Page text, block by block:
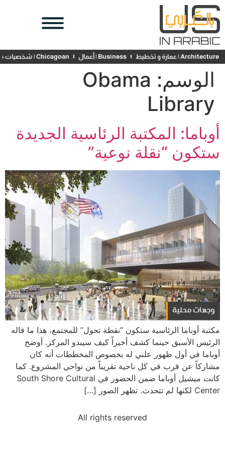
Architecture | عمارة و تخطيط Business | أعمال Chicagoan | شخصيات محلية
الوسم: Obama
Library
أوباما: المكتبة الرئاسية الجديدة
ستكون “نقلة نوعية”
مكتبة أوباما الرئاسية ستكون “نقطة تحول” للمجتمع، هذا ما قاله
الرئيس الأسبق حينما كشف أخيراً كيف سيبدو المركز. أوضح
أوباما في أول ظهور علني له بخصوص المخططات أنه كان
مشاركاً عن قرب في كل ناحية تقريباً من نواحي المشروع. كما
كانت ميشيل أوباما ضمن الحضور في South Shore Cultural
Center لكنها لم تتحدث. تظهر الصور […]
All rights reserved